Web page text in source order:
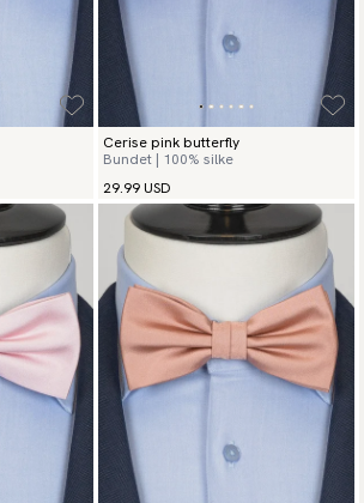
Cerise pink butterfly
Bundet | 100% silke
29.99 USD